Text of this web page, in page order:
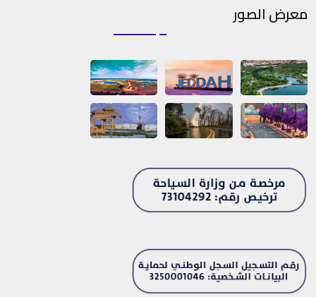
معرض الصور